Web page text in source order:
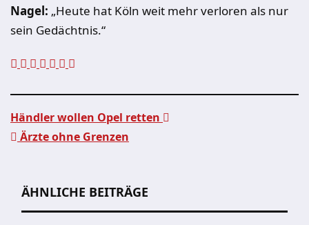
Nagel: „Heute hat Köln weit mehr verloren als nur
sein Gedächtnis.“
Händler wollen Opel retten
Ärzte ohne Grenzen
ÄHNLICHE BEITRÄGE